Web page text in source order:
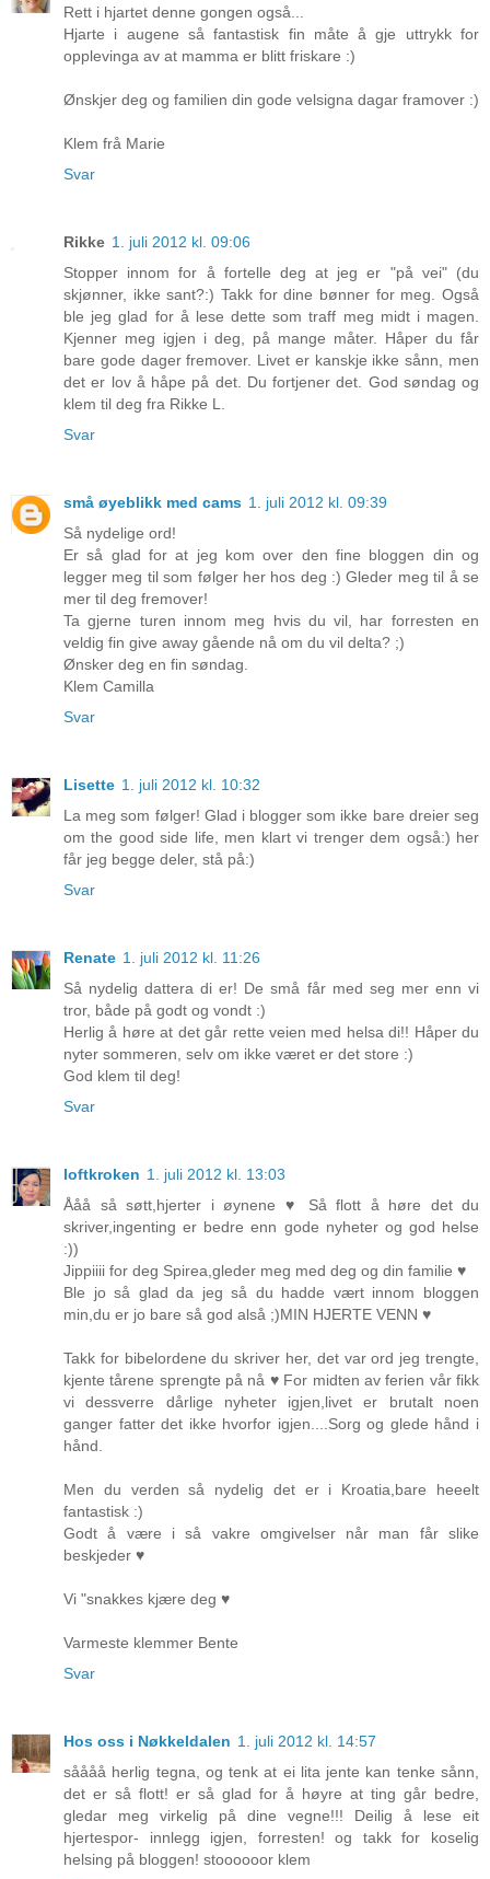
Rett i hjartet denne gongen også...
Hjarte i augene så fantastisk fin måte å gje uttrykk for
opplevinga av at mamma er blitt friskare :)
Ønskjer deg og familien din gode velsigna dagar framover :)
Klem frå Marie
Svar
Rikke 1. juli 2012 kl. 09:06
Stopper innom for å fortelle deg at jeg er "på vei" (du
skjønner, ikke sant?:) Takk for dine bønner for meg. Også
ble jeg glad for å lese dette som traff meg midt i magen.
Kjenner meg igjen i deg, på mange måter. Håper du får
bare gode dager fremover. Livet er kanskje ikke sånn, men
det er lov å håpe på det. Du fortjener det. God søndag og
klem til deg fra Rikke L.
Svar
små øyeblikk med cams 1. juli 2012 kl. 09:39
Så nydelige ord!
Er så glad for at jeg kom over den fine bloggen din og
legger meg til som følger her hos deg :) Gleder meg til å se
mer til deg fremover!
Ta gjerne turen innom meg hvis du vil, har forresten en
veldig fin give away gående nå om du vil delta? ;)
Ønsker deg en fin søndag.
Klem Camilla
Svar
Lisette 1. juli 2012 kl. 10:32
La meg som følger! Glad i blogger som ikke bare dreier seg
om the good side life, men klart vi trenger dem også:) her
får jeg begge deler, stå på:)
Svar
Renate 1. juli 2012 kl. 11:26
Så nydelig dattera di er! De små får med seg mer enn vi
tror, både på godt og vondt :)
Herlig å høre at det går rette veien med helsa di!! Håper du
nyter sommeren, selv om ikke været er det store :)
God klem til deg!
Svar
loftkroken 1. juli 2012 kl. 13:03
Ååå så søtt,hjerter i øynene ♥ Så flott å høre det du
skriver,ingenting er bedre enn gode nyheter og god helse
:))
Jippiiii for deg Spirea,gleder meg med deg og din familie ♥
Ble jo så glad da jeg så du hadde vært innom bloggen
min,du er jo bare så god alså ;)MIN HJERTE VENN ♥
Takk for bibelordene du skriver her, det var ord jeg trengte,
kjente tårene sprengte på nå ♥ For midten av ferien vår fikk
vi dessverre dårlige nyheter igjen,livet er brutalt noen
ganger fatter det ikke hvorfor igjen....Sorg og glede hånd i
hånd.
Men du verden så nydelig det er i Kroatia,bare heeelt
fantastisk :)
Godt å være i så vakre omgivelser når man får slike
beskjeder ♥
Vi "snakkes kjære deg ♥
Varmeste klemmer Bente
Svar
Hos oss i Nøkkeldalen 1. juli 2012 kl. 14:57
såååå herlig tegna, og tenk at ei lita jente kan tenke sånn,
det er så flott! er så glad for å høyre at ting går bedre,
gledar meg virkelig på dine vegne!!! Deilig å lese eit
hjertespor- innlegg igjen, forresten! og takk for koselig
helsing på bloggen! stoooooor klem